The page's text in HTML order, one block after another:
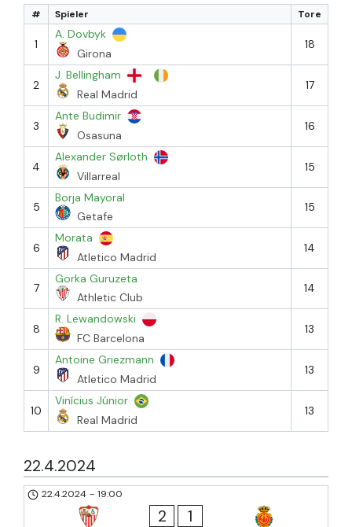
# Spieler Tore
1
A. Dovbyk
Girona
18
2
J. Bellingham
Real Madrid
17
3
Ante Budimir
Osasuna
16
4
Alexander Sørloth
Villarreal
15
5
Borja Mayoral
Getafe
15
6
Morata
Atletico Madrid
14
7
Gorka Guruzeta
Athletic Club
14
8
R. Lewandowski
FC Barcelona
13
9
Antoine Griezmann
Atletico Madrid
13
10
Vinícius Júnior
Real Madrid
13
22.4.2024
22.4.2024 - 19:00
2 1